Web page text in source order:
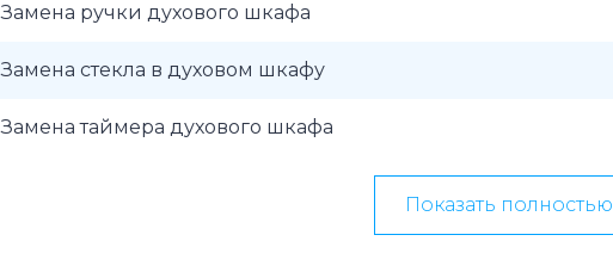
Замена ручки духового шкафа
Замена стекла в духовом шкафу
Замена таймера духового шкафа
Показать полностью